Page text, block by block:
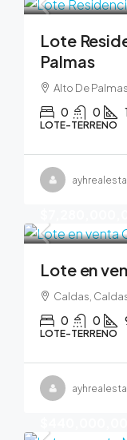
Lote
Palmas
Alto De
0 0
LOTE-TERRENO
Lote en
Caldas,
0 0
LOTE-TERRENO